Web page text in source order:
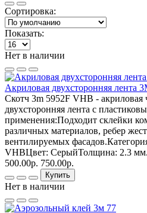
Сортировка:
Показать:
Нет в наличии
Акриловая двухсторонняя лента
Cкотч 3m 5952F VHB - акриловая
двухсторонняя лента с
применения:Подходит склейки
различных материалов, ребер
вентилируемых
VHBЦвет: СерыйТолщина: 2.3
500.00р. 750.00р.
Купить
Нет в наличии